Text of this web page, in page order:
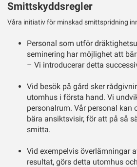
Smittskyddsregler
Våra initiativ för minskad smittspridning
Personal som utför
seminering har möjlighet att
– Vi introducerar detta
Vid besök på gård sker
utomhus i första hand. Vi
personalrum. Vår personal kan
bära ansiktsvisir, för att på så
smitta.
Vid exempelvis överlämningar
resultat, görs detta utomhus